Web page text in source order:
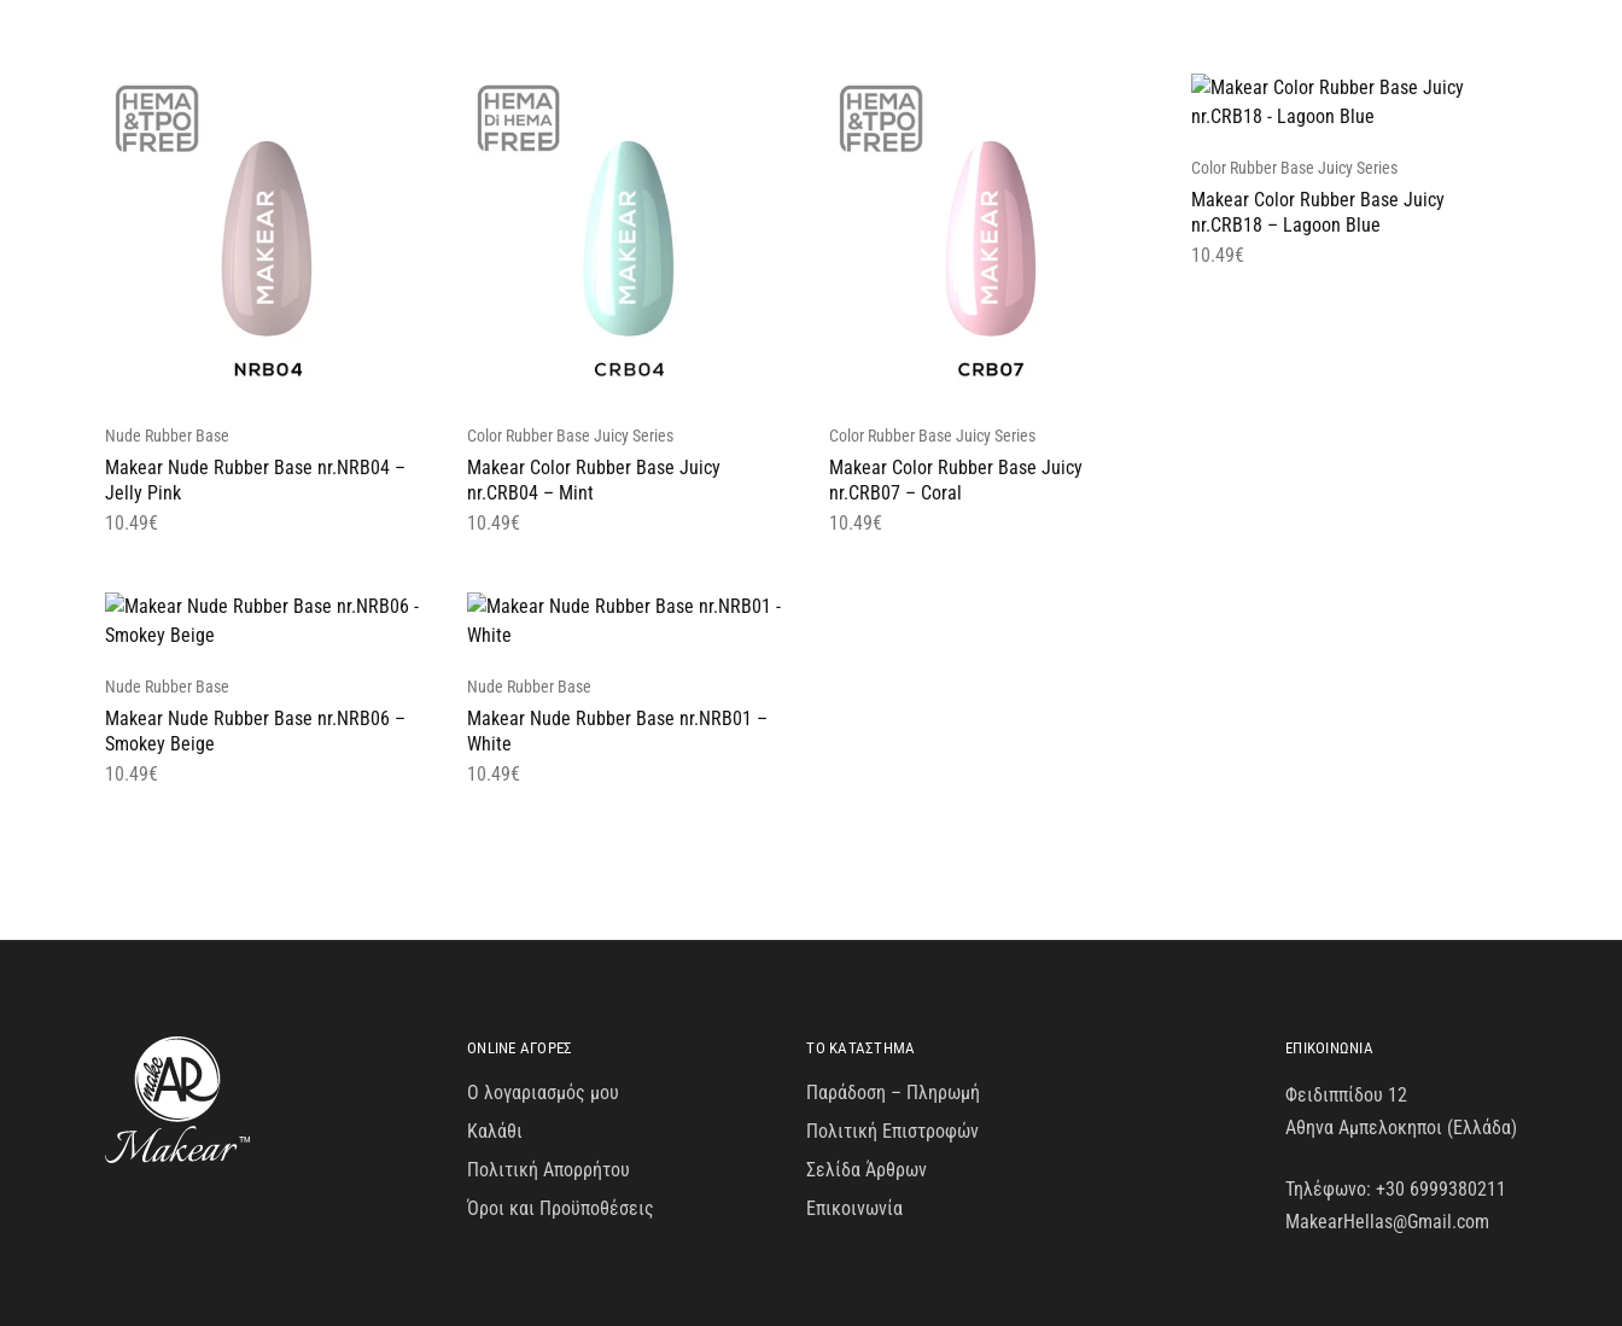
Nude Rubber Base
Makear Nude Rubber Base nr.NRB04 –
Jelly Pink
10.49€
Color Rubber Base Juicy Series
Makear Color Rubber Base Juicy
nr.CRB04 – Mint
10.49€
Color Rubber Base Juicy Series
Makear Color Rubber Base Juicy
nr.CRB07 – Coral
10.49€
Color Rubber Base Juicy Series
Makear Color Rubber Base Juicy
nr.CRB18 – Lagoon Blue
10.49€
Nude Rubber Base
Makear Nude Rubber Base nr.NRB06 –
Smokey Beige
10.49€
Nude Rubber Base
Makear Nude Rubber Base nr.NRB01 –
White
10.49€
ONLINE ΑΓΟΡΕΣ
Ο λογαριασμός μου
Καλάθι
Πολιτική Απορρήτου
Όροι και Προϋποθέσεις
ΤΟ ΚΑΤΑΣΤΗΜΑ
Παράδοση – Πληρωμή
Πολιτική Επιστροφών
Σελίδα Άρθρων
Επικοινωνία
ΕΠΙΚΟΙΝΩΝΙΑ
Φειδιππίδου 12
Αθηνα Αμπελοκηποι (Ελλάδα)
Τηλέφωνο: +30 6999380211
MakearHellas@Gmail.com